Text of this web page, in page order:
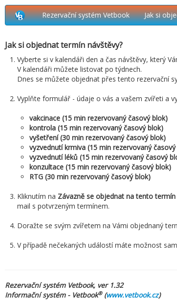
Rezervační systém Vetbook Jak si
Jak si objednat termín návštěvy?
Vyberte si v kalendáři den a čas návštěvy, který
V kalendáři můžete listovat po týdnech.
Dnes se můžete objednat přes tento rezervační
Vyplňte formulář - údaje o vás a vašem zvířeti a
vakcinace (15 min rezervovaný časový blok)
kontrola (15 min rezervovaný časový blok)
vyšetření (30 min rezervovaný časový blok)
vyzvednutí krmiva (15 min rezervovaný
vyzvednutí léků (15 min rezervovaný časový
konzultace (15 min rezervovaný časový blok)
RTG (30 min rezervovaný časový blok)
Kliknutím na Závazně se objednat na tento termín
mail s potvrzeným termínem.
Doražte se svým zvířetem na Vámi objednaný
V případě nečekaných událostí máte možnost
Rezervační systém Vetbook, ver 1.32
Informační systém - Vetbook®(www.vetbook.cz)